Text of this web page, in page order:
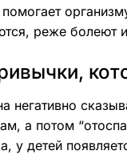
реже болеют
негативно
а потом
у детей